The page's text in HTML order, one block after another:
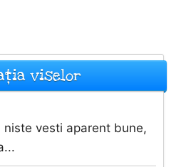
viselor
niste vesti aparent bune,